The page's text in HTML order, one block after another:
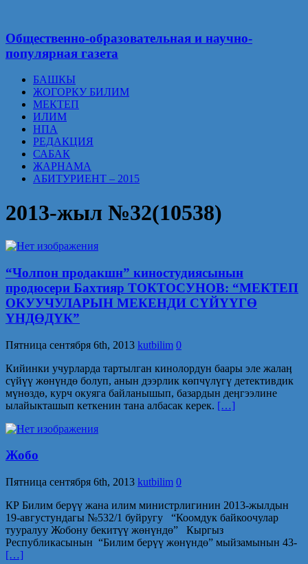
Общественно-образовательная и научно-
популярная газета
БАШКЫ
ЖОГОРКУ БИЛИМ
МЕКТЕП
ИЛИМ
НПА
РЕДАКЦИЯ
САБАК
ЖАРНАМА
АБИТУРИЕНТ – 2015
2013-жыл №32(10538)
“Чолпон продакшн” киностудиясынын
продюсери Бахтияр ТОКТОСУНОВ: “МЕКТЕП
ОКУУЧУЛАРЫН МЕКЕНДИ СҮЙҮҮГӨ
ҮНДӨДҮК”
Пятница сентября 6th, 2013 kutbilim 0
Кийинки учурларда тартылган кинолордун баары эле жалаӊ
сүйүү жөнүндө болуп, анын дээрлик көпчүлүгү детективдик
мүнөздө, курч окуяга байланышып, базардын деӊгээлине
ылайыкташып кеткенин тана албасак керек. […]
Жобо
Пятница сентября 6th, 2013 kutbilim 0
КР Билим берүү жана илим министрлигинин 2013-жылдын
19-августундагы №532/1 буйругу “Коомдук байкоочулар
тууралуу Жобону бекитүү жөнүндө” Кыргыз
Республикасынын “Билим берүү жөнүндө” мыйзамынын 43-
[…]